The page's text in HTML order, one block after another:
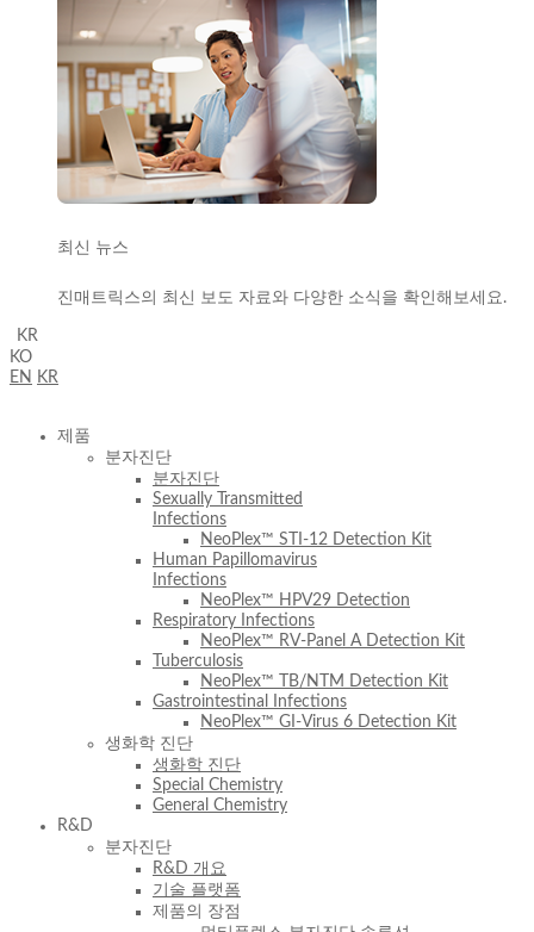
최신 뉴스
진매트릭스의 최신 보도 자료와 다양한 소식을 확인해보세요.
KR
KO
EN KR
제품
분자진단
분자진단
Sexually Transmitted
Infections
NeoPlex™ STI-12 Detection Kit
Human Papillomavirus
Infections
NeoPlex™ HPV29 Detection
Respiratory Infections
NeoPlex™ RV-Panel A Detection Kit
Tuberculosis
NeoPlex™ TB/NTM Detection Kit
Gastrointestinal Infections
NeoPlex™ GI-Virus 6 Detection Kit
생화학 진단
생화학 진단
Special Chemistry
General Chemistry
R&D
분자진단
R&D 개요
기술 플랫폼
제품의 장점